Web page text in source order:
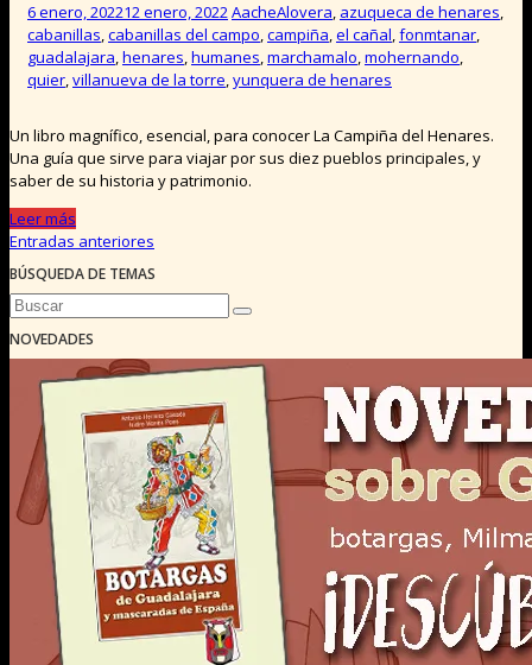
6 enero, 202212 enero, 2022AacheAlovera, azuqueca de henares,
cabanillas,cabanillas del campo,campiña,el cañal,fonmtanar,
guadalajara,henares,humanes,marchamalo,mohernando,
quier,villanueva de la torre,yunquera de henares
Un libro magnífico, esencial, para conocer La Campiña del Henares.
Una guía que sirve para viajar por sus diez pueblos principales, y
saber de su historia y patrimonio.
Leer más
Navegación
de
entradas
Entradas anteriores
BÚSQUEDA DE TEMAS
NOVEDADES